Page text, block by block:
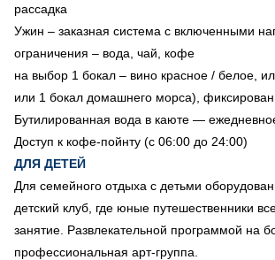
рассадка
Ужин – заказная система с включенными
ограничения – вода, чай, кофе
на выбор 1 бокал – вино красное / белое,
или 1 бокал домашнего морса),
Бутилированная вода в каюте —
Доступ к кофе-пойнту (с 06:00 до 24:00)
ДЛЯ ДЕТЕЙ
Для семейного отдыха с детьми
детский клуб, где юные путешественники
занятие. Развлекательной программой на
профессиональная арт-группа.